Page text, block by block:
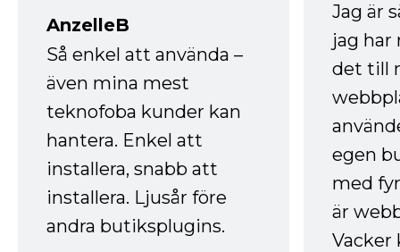
AnzelleB
Så enkel att använda –
även mina mest
teknofoba kunder kan
hantera. Enkel att
installera, snabb att
installera. Ljusår före
andra butiksplugins.
Jag är
jag
det till
egen
med
är
Vacker